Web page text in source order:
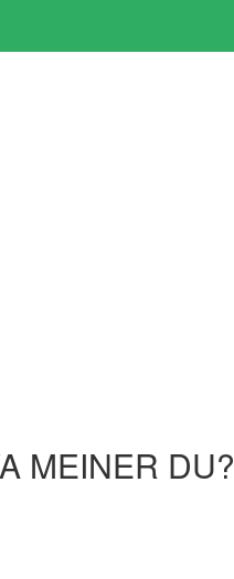
MEINER DU?